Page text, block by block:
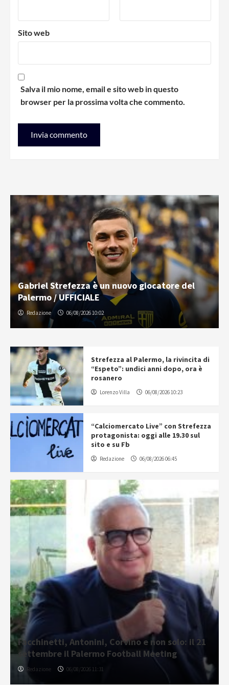
Sito web
Salva il mio nome, email e sito web in questo
browser per la prossima volta che commento.
Gabriel Strefezza è un nuovo giocatore del
Palermo / UFFICIALE
Redazione 06/08/2026 10:02
Strefezza al Palermo, la rivincita di
“Espeto”: undici anni dopo, ora è
rosanero
Lorenzo Villa 06/08/2026 10:23
“Calciomercato Live” con Strefezza
protagonista: oggi alle 19.30 sul
sito e su Fb
Redazione 06/08/2026 06:45
Facchinetti, Antonini, Corvino e non solo: il 21
settembre il Palermo Football Meeting
Redazione 06/08/2026 11:31